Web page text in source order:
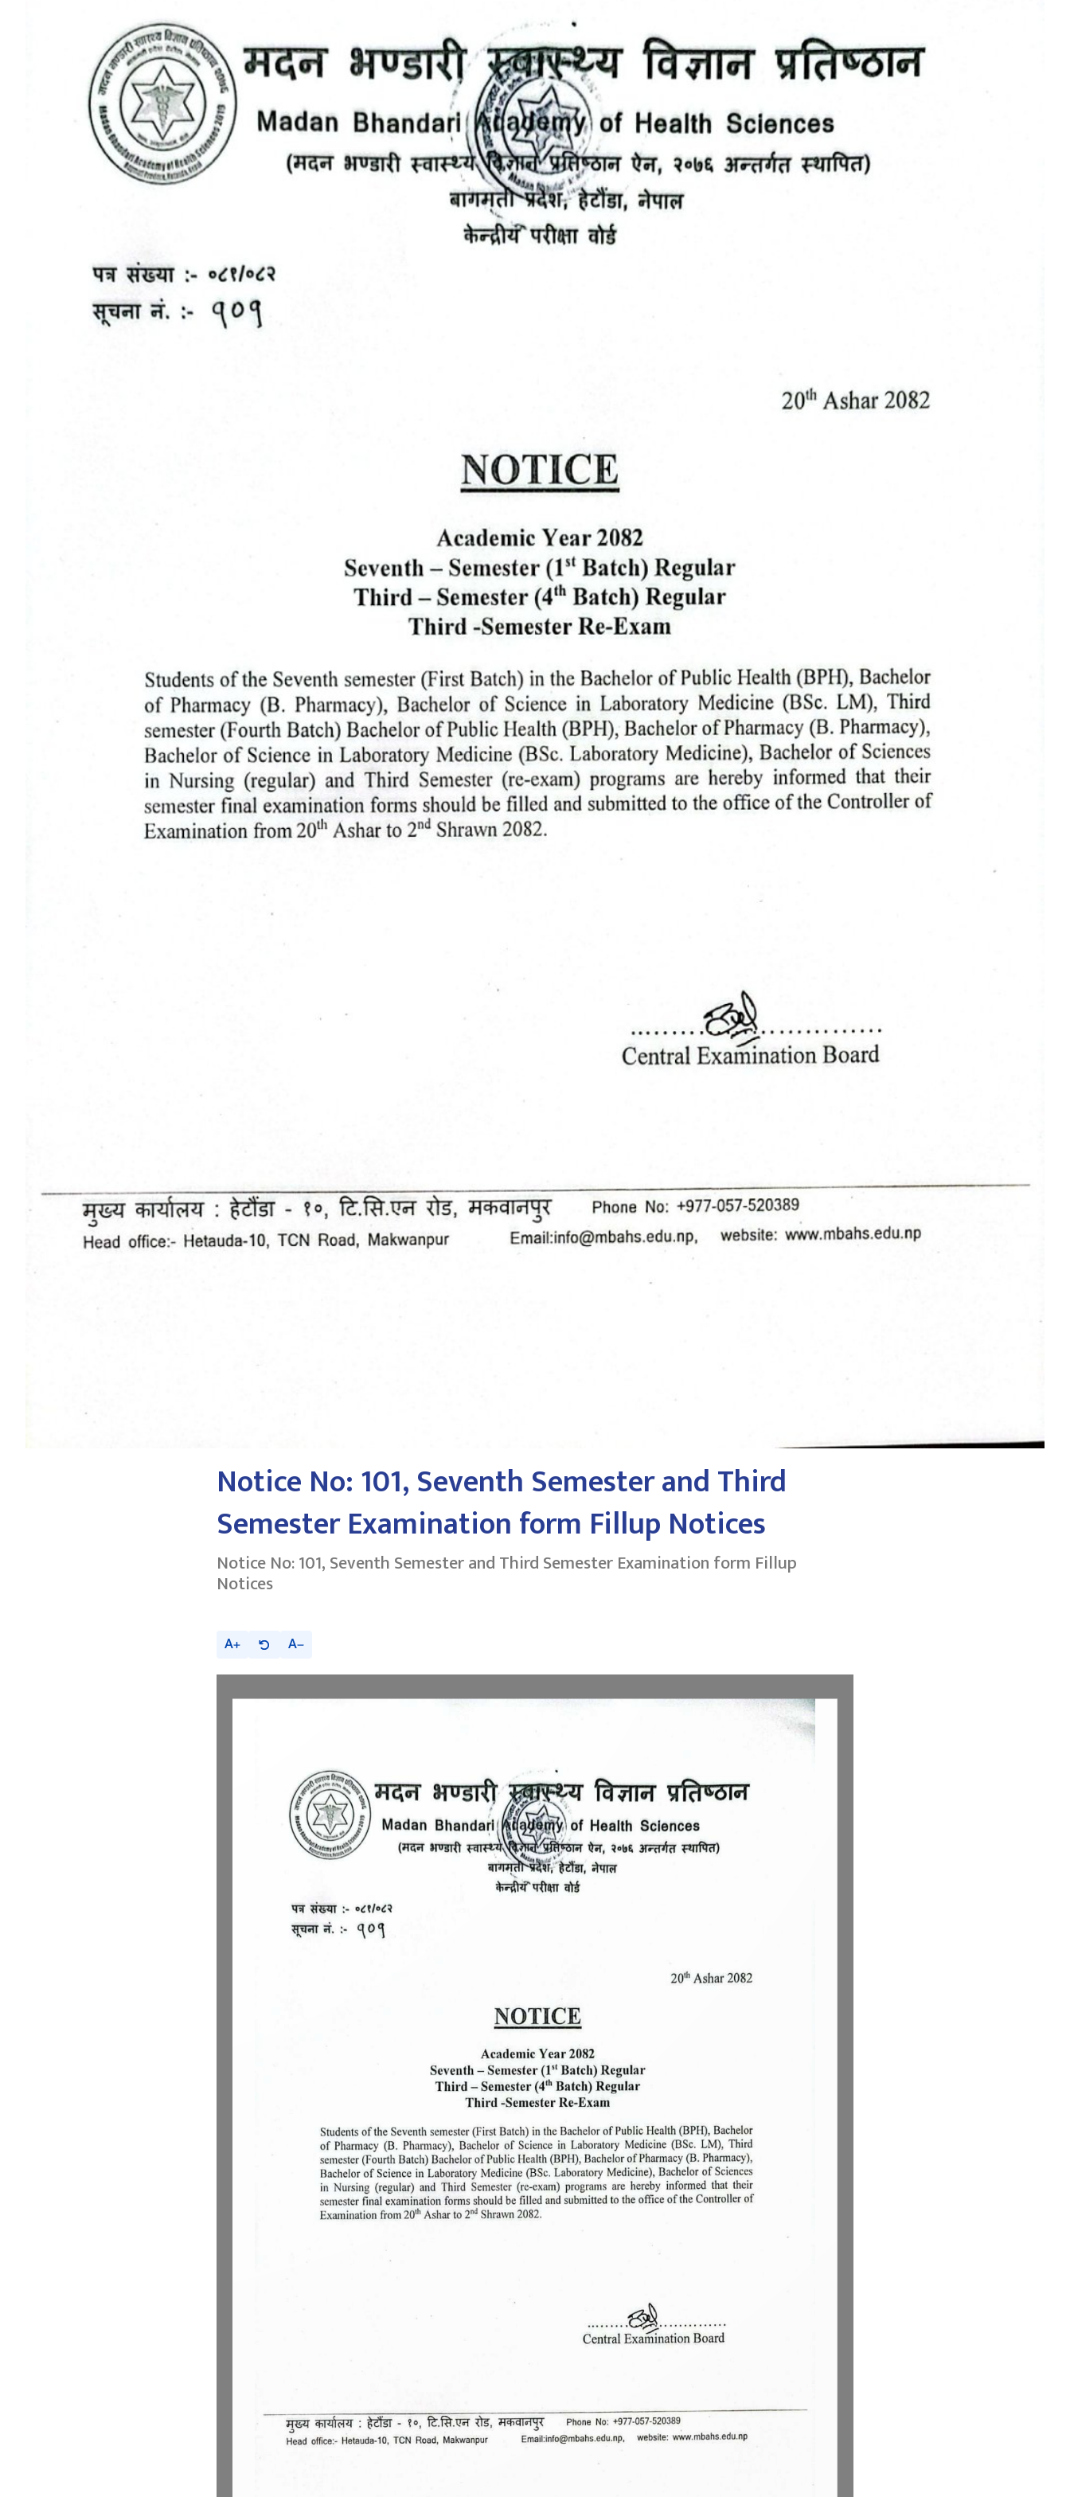
Notice No: 101, Seventh Semester and Third
Semester Examination form Fillup Notices
Notice No: 101, Seventh Semester and Third Semester Examination form Fillup
Notices
A A